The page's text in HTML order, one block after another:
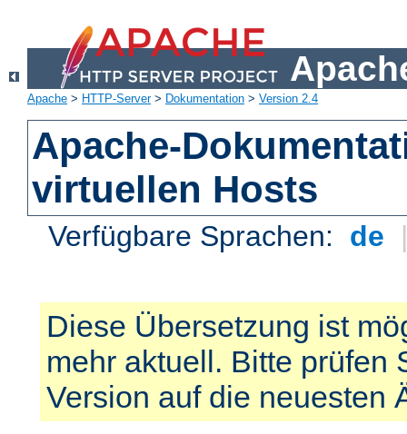
Apache > HTTP-Server> Dokumentation > Version 2.4
Apache-
virtuellen Hosts
Verfügbare Sprachen: de
Diese Übersetzung ist
mehr aktuell. Bitte prüfen
Version auf die neuesten